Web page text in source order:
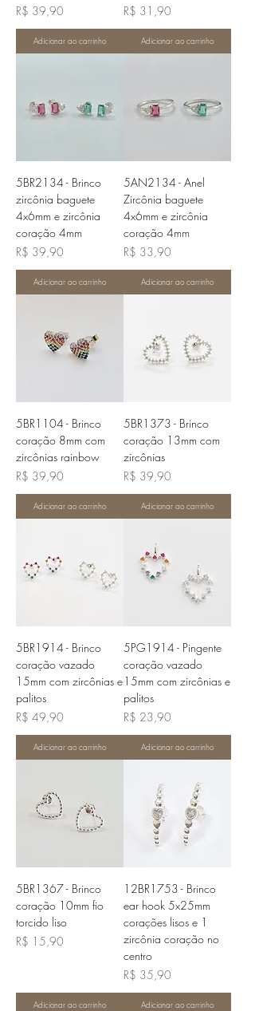
Preço
R$ 39,90
Adicionar ao carrinho
Preço
R$ 31,90
Adicionar ao carrinho
5BR2134 - Brinco
zircônia baguete
4x6mm e zircônia
coração 4mm
Preço
R$ 39,90
Adicionar ao carrinho
5AN2134 - Anel
Zircônia baguete
4x6mm e zircônia
coração 4mm
Preço
R$ 33,90
Adicionar ao carrinho
5BR1104 - Brinco
coração 8mm com
zircônias rainbow
Preço
R$ 39,90
Adicionar ao carrinho
5BR1373 - Brinco
coração 13mm com
zircônias
Preço
R$ 39,90
Adicionar ao carrinho
5BR1914 - Brinco
coração vazado
15mm com zircônias e
palitos
Preço
R$ 49,90
Adicionar ao carrinho
5PG1914 - Pingente
coração vazado
15mm com zircônias e
palitos
Preço
R$ 23,90
Adicionar ao carrinho
5BR1367 - Brinco
coração 10mm fio
torcido liso
Preço
R$ 15,90
Adicionar ao carrinho
12BR1753 - Brinco
ear hook 5x25mm
corações lisos e 1
zircônia coração no
centro
Preço
R$ 35,90
Adicionar ao carrinho